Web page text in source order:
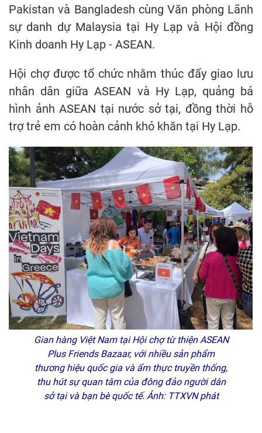
Pakistan và Bangladesh cùng Văn phòng Lãnh
sự danh dự Malaysia tại Hy Lạp và Hội đồng
Kinh doanh Hy Lạp - ASEAN.
Hội chợ được tổ chức nhằm thúc đẩy giao lưu
nhân dân giữa ASEAN và Hy Lạp, quảng bá
hình ảnh ASEAN tại nước sở tại, đồng thời hỗ
trợ trẻ em có hoàn cảnh khó khăn tại Hy Lạp.
Gian hàng Việt Nam tại Hội chợ từ thiện ASEAN
Plus Friends Bazaar, với nhiều sản phẩm
thương hiệu quốc gia và ẩm thực truyền thống,
thu hút sự quan tâm của đông đảo người dân
sở tại và bạn bè quốc tế. Ảnh: TTXVN phát